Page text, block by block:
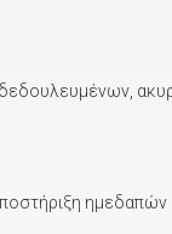
ημεδαπών